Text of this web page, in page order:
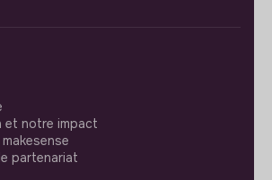
et notre impact
partenariat